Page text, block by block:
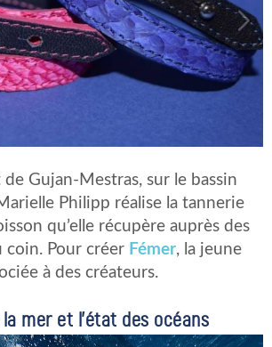
Gujan-Mestras, sur le bassin
Philipp réalise la tannerie
qu’elle récupère auprès des
coin. Pour créer Fémer, la jeune
à des créateurs.
mer et l’état des océans